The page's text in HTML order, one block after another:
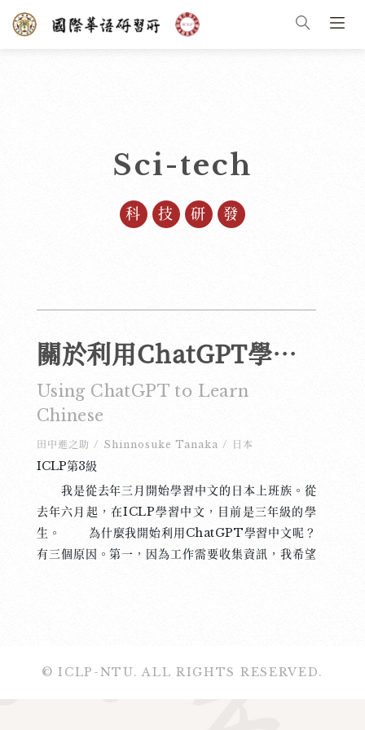
Sci-tech
科技研發
關於利用ChatGPT學習中文
Using ChatGPT to Learn
Chinese
田中進之助 / Shinnosuke Tanaka / 日本
ICLP第3級
我是從去年三月開始學習中文的日本上班族。從
去年六月起，在ICLP學習中文，目前是三年級的學
生。 為什麼我開始利用ChatGPT學習中文呢？
有三個原因。第一，因為工作需要收集資訊，我希望
我解釋。第三，我想利用ChatGPT練習中文對話，
增加對話機會。 於是，我請王楚蓁老師為我製作
© ICLP-NTU. ALL RIGHTS RESERVED.